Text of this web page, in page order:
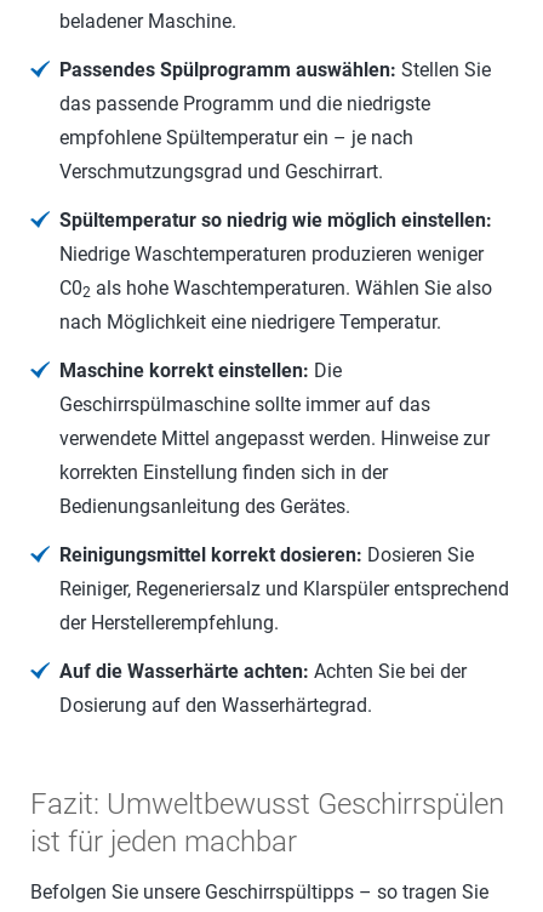
beladener Maschine.
Passendes Spülprogramm auswählen: Stellen Sie
das passende Programm und die niedrigste
empfohlene Spültemperatur ein – je nach
Verschmutzungsgrad und Geschirrart.
Spültemperatur so niedrig wie möglich einstellen:
Niedrige Waschtemperaturen produzieren weniger
C02 als hohe Waschtemperaturen. Wählen Sie also
nach Möglichkeit eine niedrigere Temperatur.
Maschine korrekt einstellen: Die
Geschirrspülmaschine sollte immer auf das
verwendete Mittel angepasst werden. Hinweise zur
korrekten Einstellung finden sich in der
Bedienungsanleitung des Gerätes.
Reinigungsmittel korrekt dosieren: Dosieren Sie
Reiniger, Regeneriersalz und Klarspüler entsprechend
der Herstellerempfehlung.
Auf die Wasserhärte achten: Achten Sie bei der
Dosierung auf den Wasserhärtegrad.
Fazit: Umweltbewusst Geschirrspülen
ist für jeden machbar
Befolgen Sie unsere Geschirrspültipps – so tragen Sie